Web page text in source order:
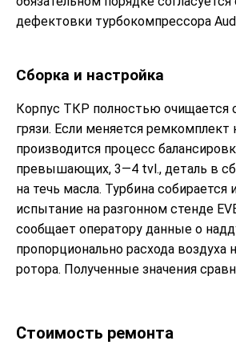
дефектовки турбокомпрессора
Сборка и настройка
Корпус ТКР полностью очищается
грязи. Если меняется ремкомплект
производится процесс
превышающих, 3—4 tvl., деталь в
на течь масла. Турбина собирается
испытание на разгонном стенде
сообщает оператору данные о
пропорционально расхода воздуха
ротора. Полученные значения
Стоимость ремонта